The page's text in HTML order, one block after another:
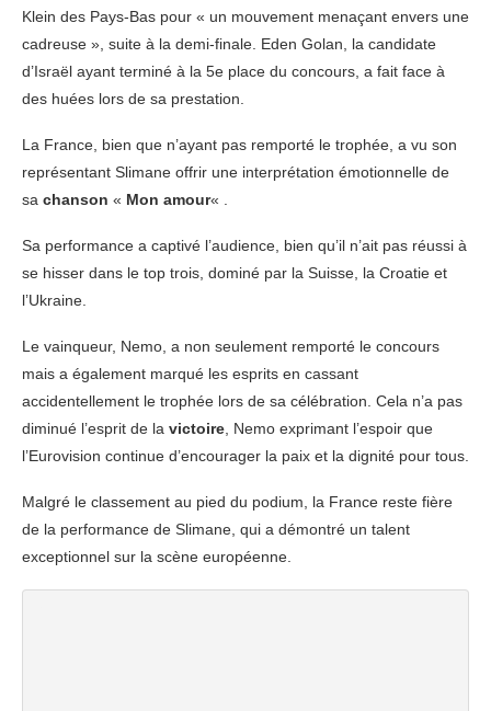
Klein des Pays-Bas pour « un mouvement menaçant envers une
cadreuse », suite à la demi-finale. Eden Golan, la candidate
d’Israël ayant terminé à la 5e place du concours, a fait face à
des huées lors de sa prestation.
La France, bien que n’ayant pas remporté le trophée, a vu son
représentant Slimane offrir une interprétation émotionnelle de
sa chanson « Mon amour« .
Sa performance a captivé l’audience, bien qu’il n’ait pas réussi à
se hisser dans le top trois, dominé par la Suisse, la Croatie et
l’Ukraine.
Le vainqueur, Nemo, a non seulement remporté le concours
mais a également marqué les esprits en cassant
accidentellement le trophée lors de sa célébration. Cela n’a pas
diminué l’esprit de la victoire , Nemo exprimant l’espoir que
l’Eurovision continue d’encourager la paix et la dignité pour tous.
Malgré le classement au pied du podium, la France reste fière
de la performance de Slimane, qui a démontré un talent
exceptionnel sur la scène européenne.